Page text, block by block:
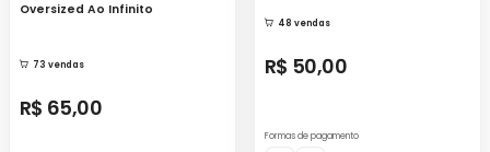
Oversized Ao Infinito
73 vendas
R$ 65,00
48 vendas
R$ 50,00
Formas de pagamento